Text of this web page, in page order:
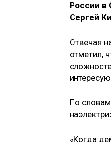
России
Сергей
Отвечая
отметил,
По
«Когда